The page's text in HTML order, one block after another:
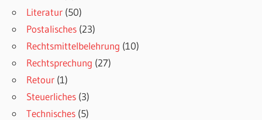
Literatur (50)
Postalisches (23)
Rechtsmittelbelehrung (10)
Rechtsprechung (27)
Retour (1)
Steuerliches (3)
Technisches (5)